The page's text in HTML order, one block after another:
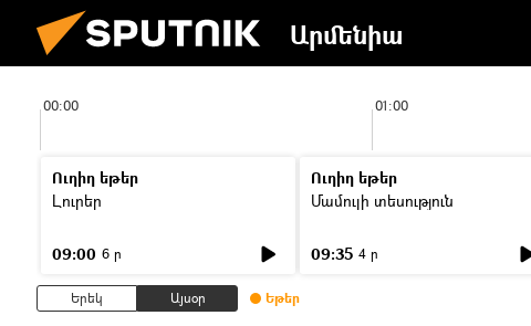
Արմենիա
00:00 01:00
Ուղիղ եթեր
Լուրեր
09:00 6 ր
Ուղիղ եթեր
Մամուլի տեսություն
09:35 4 ր
Երեկ Այսօր Եթեր